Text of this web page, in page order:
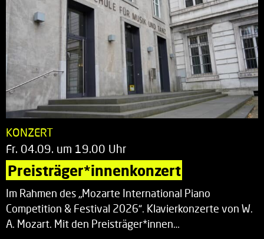
KONZERT
Fr. 04.09. um 19.00 Uhr
Preisträger*innenkonzert
Im Rahmen des „Mozarte International Piano
Competition & Festival 2026“. Klavierkonzerte von W.
A. Mozart. Mit den Preisträger*innen…